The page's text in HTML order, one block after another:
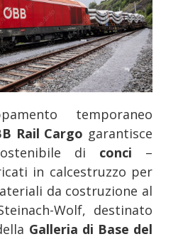
temporaneo
Rail Cargo garantisce
di conci –
in calcestruzzo per
da costruzione al
Wolf, destinato
Galleria di Base del